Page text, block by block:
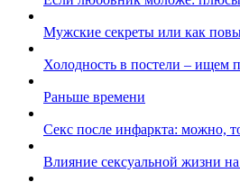
Мужские секреты или как
Холодность в постели – ищем
Раньше времени
Секс после инфаркта: можно,
Влияние сексуальной жизни на